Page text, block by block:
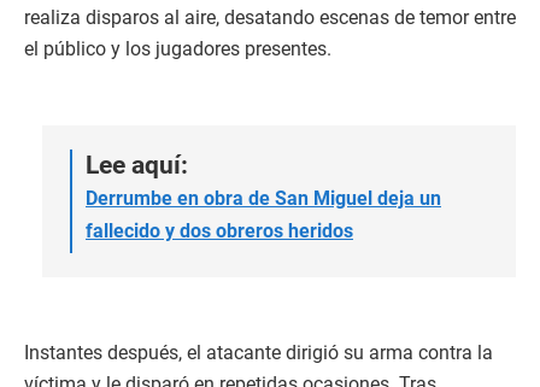
realiza disparos al aire, desatando escenas de temor entre
el público y los jugadores presentes.
Lee aquí:
Derrumbe en obra de San Miguel deja un
fallecido y dos obreros heridos
Instantes después, el atacante dirigió su arma contra la